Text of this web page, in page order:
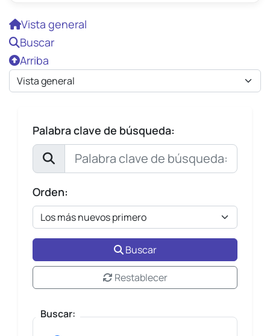
Vista general
Buscar
Arriba
Palabra clave de búsqueda:
Orden:
Buscar
Restablecer
Buscar: